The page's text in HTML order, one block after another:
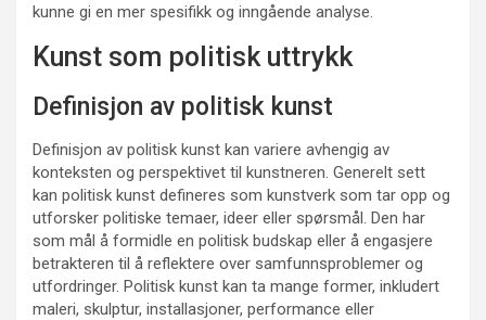
kunne gi en mer spesifikk og inngående analyse.
Kunst som politisk uttrykk
Definisjon av politisk kunst
Definisjon av politisk kunst kan variere avhengig av
konteksten og perspektivet til kunstneren. Generelt sett
kan politisk kunst defineres som kunstverk som tar opp og
utforsker politiske temaer, ideer eller spørsmål. Den har
som mål å formidle en politisk budskap eller å engasjere
betrakteren til å reflektere over samfunnsproblemer og
utfordringer. Politisk kunst kan ta mange former, inkludert
maleri, skulptur, installasjoner, performance eller